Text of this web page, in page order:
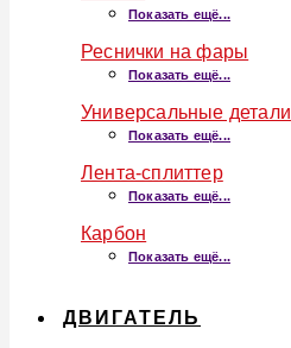
Показать ещё...
Реснички на фары
Показать ещё...
Универсальные детали
Показать ещё...
Лента-сплиттер
Показать ещё...
Карбон
Показать ещё...
ДВИГАТЕЛЬ